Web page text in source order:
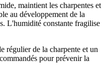
maintient les charpentes et
au développement de la
L'humidité constante fragilise
régulier de la charpente et un
pour prévenir la